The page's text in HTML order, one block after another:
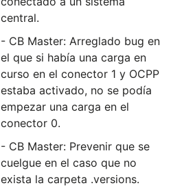
central.
- CB Master: Arreglado bug en
el que si había una carga en
curso en el conector 1 y OCPP
estaba activado, no se podía
empezar una carga en el
conector 0.
- CB Master: Prevenir que se
cuelgue en el caso que no
exista la carpeta .versions.